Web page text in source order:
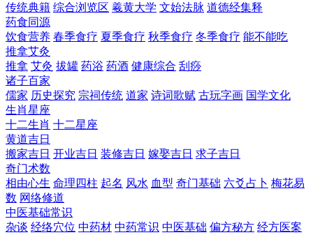
传统典籍 综合浏览区 羲黄大学 文始法脉 道德经集释
药食同源
饮食营养 春季食疗 夏季食疗 秋季食疗 冬季食疗 能不能吃
推拿艾灸
推拿 艾灸 拔罐 药浴 药酒 健康综合 刮痧
诸子百家
儒家 历史探究 宗祠传统 道家 诗词歌赋 古玩字画 国学文化
生肖星座
十二生肖 十二星座
黄道吉日
搬家吉日 开业吉日 装修吉日 嫁娶吉日 求子吉日
奇门术数
相由心生 命理四柱 起名 风水 血型 奇门基础 六爻占卜 梅花易
数 网络修道
中医基础常识
杂谈 经络穴位 中药材 中药常识 中医基础 偏方秘方 经方医案